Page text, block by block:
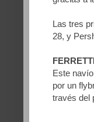
Las tres
28, y
Este
por un
través del